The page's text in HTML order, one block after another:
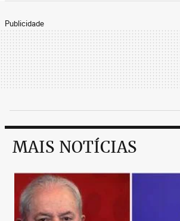
Publicidade
MAIS NOTÍCIAS